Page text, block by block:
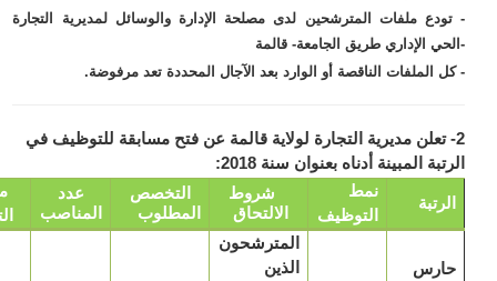
ملفات المترشحين لدى مصلحة الإدارة والوسائل لمديرية التجارة
الإداري طريق الجامعة- قالمة
الملفات الناقصة أو الوارد بعد الآجال المحددة تعد مرفوضة.
تعلن مديرية التجارة لولاية قالمة عن فتح مسابقة للتوظيف في
المبينة أدناه بعنوان سنة 2018:
التوظيف
الالتحاق
التخصص
المطلوب
عدد
المناصب
التعيين
المترشحون